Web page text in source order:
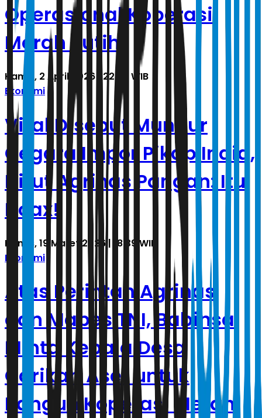
Operasional Koperasi
Merah Putih
Kamis, 2 April 2026 | 22.37 WIB
Ekonomi
Viral Disebut Mundur
Gegara Impor Pikap India,
Dirut Agrinas Pangan: Itu
Hoax!
Kamis, 19 Maret 2026 | 18.39 WIB
Ekonomi
Atas Perintah Agrinas
dan Mabes TNI, Babinsa
Minta Kepala Desa
Carikan Aset untuk
Bangun Koperasi Merah